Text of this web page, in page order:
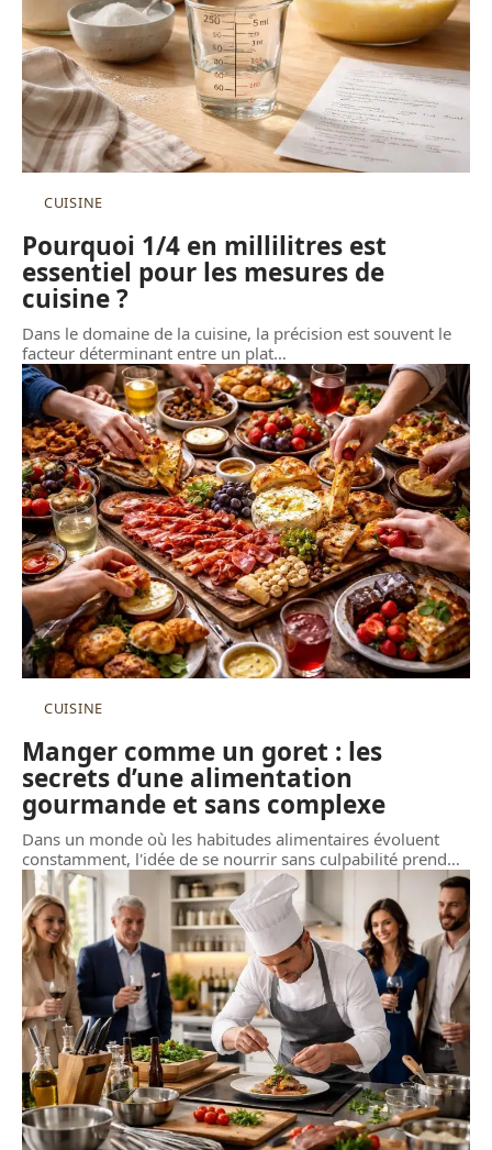
CUISINE
Pourquoi 1/4 en millilitres est
essentiel pour les mesures de
cuisine ?
Dans le domaine de la cuisine, la précision est souvent le
facteur déterminant entre un plat…
CUISINE
Manger comme un goret : les
secrets d’une alimentation
gourmande et sans complexe
Dans un monde où les habitudes alimentaires évoluent
constamment, l'idée de se nourrir sans culpabilité prend…